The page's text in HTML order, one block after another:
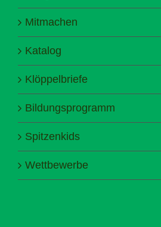
Mitmachen
Katalog
Klöppelbriefe
Bildungsprogramm
Spitzenkids
Wettbewerbe